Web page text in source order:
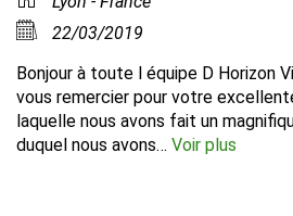
22/03/2019
Bonjour à toute l équipe D Horizon
vous remercier pour votre
laquelle nous avons fait un
duquel nous avons… Voir plus